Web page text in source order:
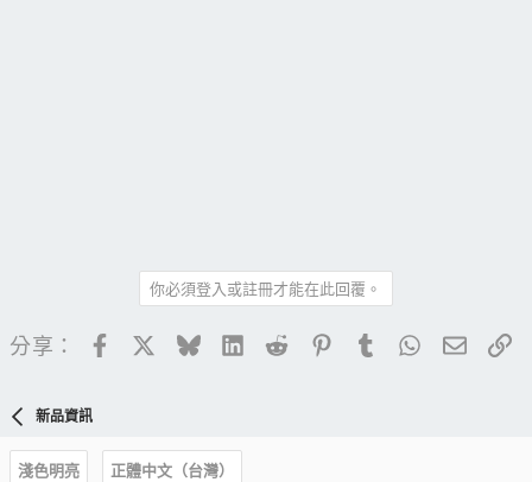
你必須登入或註冊才能在此回覆。
分享： FacebookBlueskyLinkedIn
Reddit PinterestTumblrWhatsApp
電子
新品資訊
淺色明亮
正體中文（台灣）